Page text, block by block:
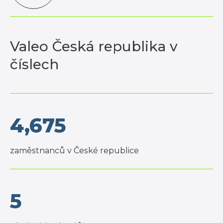
Valeo Česká republika v
číslech
4,675
zaměstnanců v České republice
5